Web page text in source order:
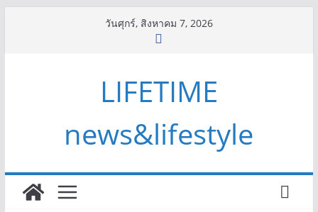
วันศุกร์, สิงหาคม 7, 2026
LIFETIME
news&lifestyle